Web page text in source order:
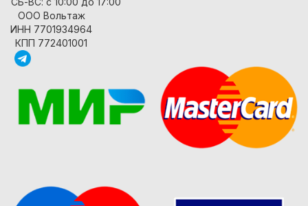
ООО Вольтаж
ИНН 7701934964
КПП 772401001